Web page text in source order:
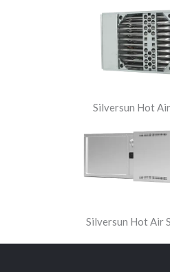
Silversun Hot
Silversun Hot Air